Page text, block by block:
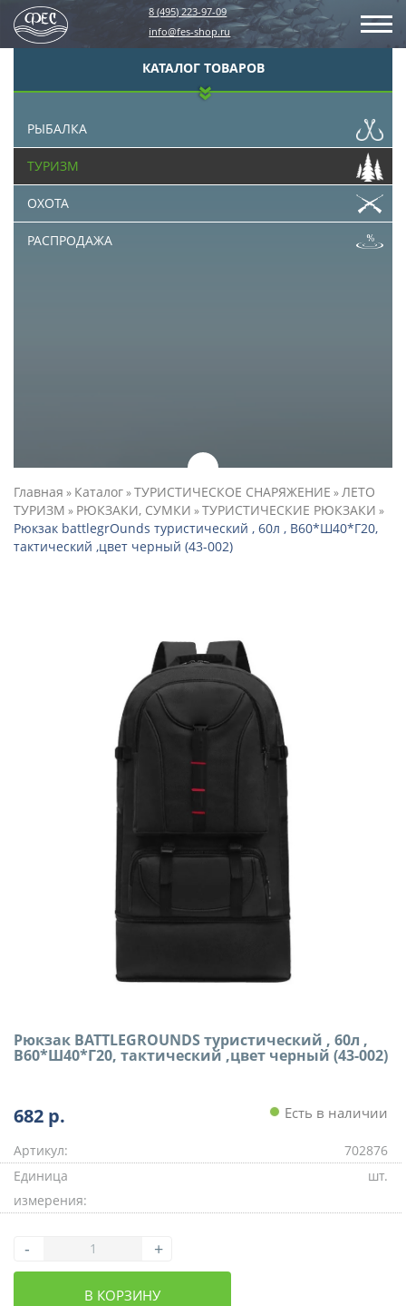
8 (495) 223-97-09
info@fes-shop.ru
КАТАЛОГ ТОВАРОВ
РЫБАЛКА
ТУРИЗМ
ОХОТА
РАСПРОДАЖА
Главная » Каталог»ТУРИСТИЧЕСКОЕ СНАРЯЖЕНИЕ »ЛЕТО
ТУРИЗМ » РЮКЗАКИ, СУМКИ »ТУРИСТИЧЕСКИЕ РЮКЗАКИ »
Рюкзак battlegrОunds туристический , 60л , В60*Ш40*Г20,
тактический ,цвет черный (43-002)
Рюкзак BATTLEGRОUNDS туристический , 60л ,
В60*Ш40*Г20, тактический ,цвет черный (43-002)
682 р. Есть в наличии
Артикул:
702876
Единица
измерения:
шт.
- +
В КОРЗИНУ